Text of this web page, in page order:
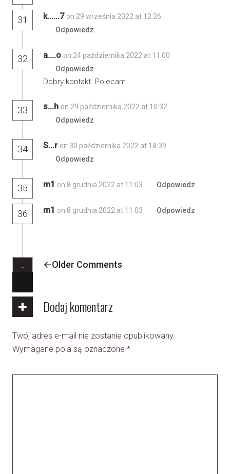
31 k......7 on 29 września 2022 at 12:26
Odpowiedz
32 a....o on 24 października 2022 at 11:00
Odpowiedz
Dobry kontakt. Polecam.
33 s...h on 29 października 2022 at 10:32
Odpowiedz
34 S...r on 30 października 2022 at 18:39
Odpowiedz
35 m1 on 8 grudnia 2022 at 11:03 Odpowiedz
36 m1 on 8 grudnia 2022 at 11:03 Odpowiedz
Older Comments
Dodaj komentarz
Twój adres e-mail nie zostanie opublikowany.
Wymagane pola są oznaczone *